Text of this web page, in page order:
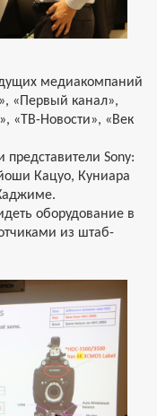
медиакомпаний
«Первый канал»,
«ТВ-Новости», «Век
представители Sony:
Кацуо, Куниара
оборудование в
из штаб-